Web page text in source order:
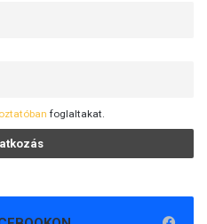
foglaltakat.